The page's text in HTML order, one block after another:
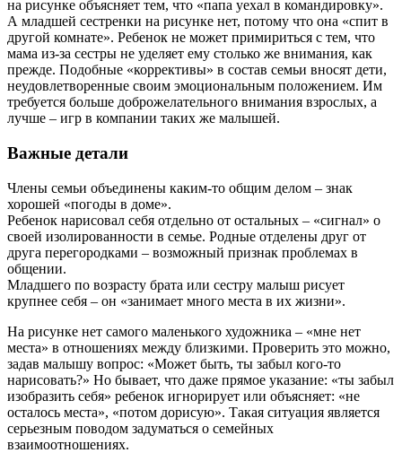
на рисунке объясняет тем, что «папа уехал в командировку».
А младшей сестренки на рисунке нет, потому что она «спит в
другой комнате». Ребенок не может примириться с тем, что
мама из-за сестры не уделяет ему столько же внимания, как
прежде. Подобные «коррективы» в состав семьи вносят дети,
неудовлетворенные своим эмоциональным положением. Им
требуется больше доброжелательного внимания взрослых, а
лучше – игр в компании таких же малышей.
Важные детали
Члены семьи объединены каким-то общим делом – знак
хорошей «погоды в доме».
Ребенок нарисовал себя отдельно от остальных – «сигнал» о
своей изолированности в семье. Родные отделены друг от
друга перегородками – возможный признак проблемах в
общении.
Младшего по возрасту брата или сестру малыш рисует
крупнее себя – он «занимает много места в их жизни».
На рисунке нет самого маленького художника – «мне нет
места» в отношениях между близкими. Проверить это можно,
задав малышу вопрос: «Может быть, ты забыл кого-то
нарисовать?» Но бывает, что даже прямое указание: «ты забыл
изобразить себя» ребенок игнорирует или объясняет: «не
осталось места», «потом дорисую». Такая ситуация является
серьезным поводом задуматься о семейных
взаимоотношениях.